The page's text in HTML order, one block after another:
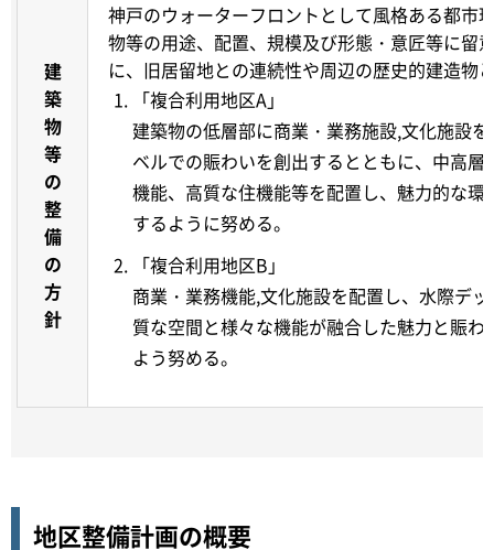
建
築
物
等
の
整
備
の
方
針
神戸のウォーターフロントとして風格ある都市
物等の用途、配置、規模及び形態・意匠等に留
に、旧居留地との連続性や周辺の歴史的建造物
「複合利用地区A」
建築物の低層部に商業・業務施設,文化施設
ベルでの賑わいを創出するとともに、中高
機能、高質な住機能等を配置し、魅力的な
するように努める。
「複合利用地区B」
商業・業務機能,文化施設を配置し、水際デ
質な空間と様々な機能が融合した魅力と賑
よう努める。
地区整備計画の概要